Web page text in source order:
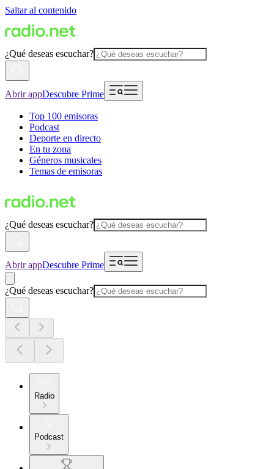
Saltar al contenido
¿Qué deseas escuchar?
Abrir appDescubre Prime
Top 100 emisoras
Podcast
Deporte en directo
En tu zona
Géneros musicales
Temas de emisoras
¿Qué deseas escuchar?
Abrir appDescubre Prime
¿Qué deseas escuchar?
Radio
Podcast